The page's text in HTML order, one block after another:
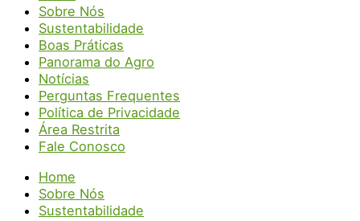
Sobre Nós
Sustentabilidade
Boas Práticas
Panorama do Agro
Notícias
Perguntas Frequentes
Política de Privacidade
Área Restrita
Fale Conosco
Home
Sobre Nós
Sustentabilidade